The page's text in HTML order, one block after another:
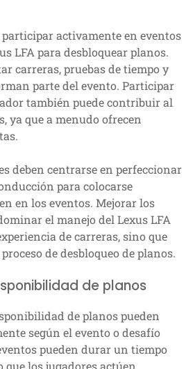
participar activamente en eventos
LFA para desbloquear planos.
carreras, pruebas de tiempo y
parte del evento. Participar
también puede contribuir al
ya que a menudo ofrecen
deben centrarse en perfeccionar
para colocarse
en los eventos. Mejorar los
el manejo del Lexus LFA
de carreras, sino que
de desbloqueo de planos.
de planos
de planos pueden
según el evento o desafío
pueden durar un tiempo
los jugadores actúen